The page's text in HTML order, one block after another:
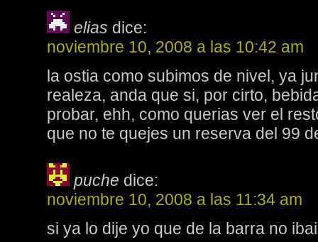
elias dice:
noviembre 10, 2008 a las 10:42 am
la ostia como subimos de nivel, ya
realeza, anda que si, por cirto,
probar, ehh, como querias ver el
que no te quejes un reserva del 99
puche dice:
noviembre 10, 2008 a las 11:34 am
si ya lo dije yo que de la barra no